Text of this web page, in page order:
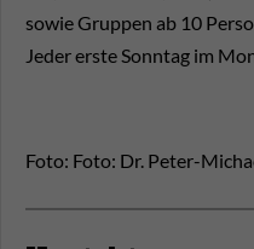
sowie Gruppen ab 10
Jeder erste Sonntag im
Foto: Foto: Dr. Peter-